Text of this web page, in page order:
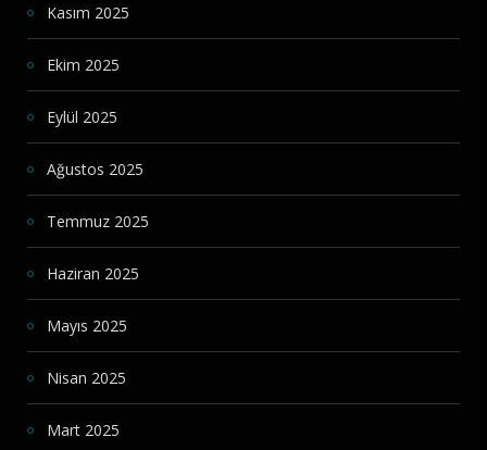
Kasım 2025
Ekim 2025
Eylül 2025
Ağustos 2025
Temmuz 2025
Haziran 2025
Mayıs 2025
Nisan 2025
Mart 2025